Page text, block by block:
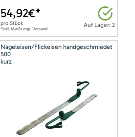
Auf Lager: 2
54,92€*
proStück
*inkl. MwSt zzgl. Versand
Nageleisen/Flickeisen handgeschmiedet
500
kurz